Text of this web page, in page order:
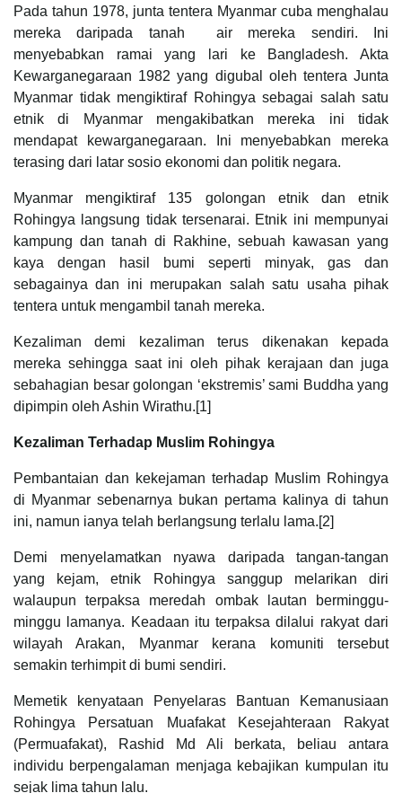
Pada tahun 1978, junta tentera Myanmar cuba menghalau
mereka daripada tanah air mereka sendiri. Ini
menyebabkan ramai yang lari ke Bangladesh. Akta
Kewarganegaraan 1982 yang digubal oleh tentera Junta
Myanmar tidak mengiktiraf Rohingya sebagai salah satu
etnik di Myanmar mengakibatkan mereka ini tidak
mendapat kewarganegaraan. Ini menyebabkan mereka
terasing dari latar sosio ekonomi dan politik negara.
Myanmar mengiktiraf 135 golongan etnik dan etnik
Rohingya langsung tidak tersenarai. Etnik ini mempunyai
kampung dan tanah di Rakhine, sebuah kawasan yang
kaya dengan hasil bumi seperti minyak, gas dan
sebagainya dan ini merupakan salah satu usaha pihak
tentera untuk mengambil tanah mereka.
Kezaliman demi kezaliman terus dikenakan kepada
mereka sehingga saat ini oleh pihak kerajaan dan juga
sebahagian besar golongan ‘ekstremis’ sami Buddha yang
dipimpin oleh Ashin Wirathu.[1]
Kezaliman Terhadap Muslim Rohingya
Pembantaian dan kekejaman terhadap Muslim Rohingya
di Myanmar sebenarnya bukan pertama kalinya di tahun
ini, namun ianya telah berlangsung terlalu lama.[2]
Demi menyelamatkan nyawa daripada tangan-tangan
yang kejam, etnik Rohingya sanggup melarikan diri
walaupun terpaksa meredah ombak lautan berminggu-
minggu lamanya. Keadaan itu terpaksa dilalui rakyat dari
wilayah Arakan, Myanmar kerana komuniti tersebut
semakin terhimpit di bumi sendiri.
Memetik kenyataan Penyelaras Bantuan Kemanusiaan
Rohingya Persatuan Muafakat Kesejahteraan Rakyat
(Permuafakat), Rashid Md Ali berkata, beliau antara
individu berpengalaman menjaga kebajikan kumpulan itu
sejak lima tahun lalu.